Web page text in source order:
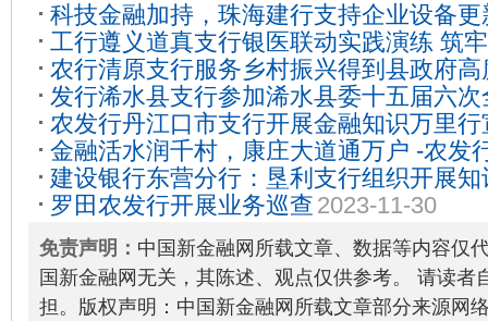
科技金融加持，珠海建行支持企业设备更
工行遵义道真支行银医联动实践演练 筑
2026-05-13
农行清原支行服务乡村振兴得到县政府高
发行浠水县支行参加浠水县委十五届六
济工作会议2022-12-29
农发行丹江口市支行开展金融知识万里
26
金融活水润千村，康庄大道通万户 -农发
村路网建设贷款2025-09-30
建设银行东营分行：垦利支行组织开展
2024-05-22
罗田农发行开展业务巡查 2023-11-30
免责声明： 中国新金融网所载文章、数据等内容仅
国新金融网无关，其陈述、观点仅供参考。 请读者
担。版权声明：中国新金融网所载文章部分来源网